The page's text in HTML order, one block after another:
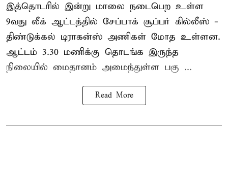
இத்தொடரில் இன்று மாலை நடைபெற உள்ள
9வது லீக் ஆட்டத்தில் சேப்பாக் சூப்பர் கில்லீஸ் -
திண்டுக்கல் டிராகன்ஸ் அணிகள் மோத உள்ளன.
ஆட்டம் 3.30 மணிக்கு தொடங்க இருந்த
நிலையில் மைதானம் அமைந்துள்ள பகு ...
Read More